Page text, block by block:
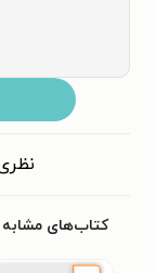
کتاب‌های مشابه